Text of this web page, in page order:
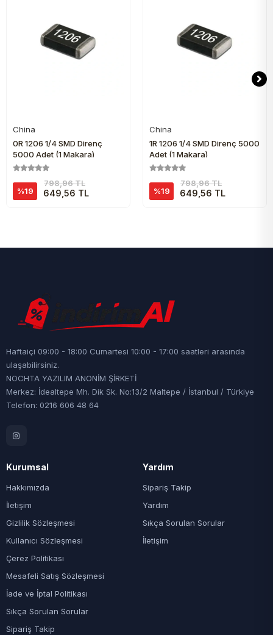
China
0R 1206 1/4 SMD Direnç
5000 Adet (1 Makara)
%19
798,96 TL
649,56 TL
China
1R 1206 1/4 SMD Direnç 5000
Adet (1 Makara)
%19
798,96 TL
649,56 TL
Haftaiçi 09:00 - 18:00 Cumartesi 10:00 - 17:00 saatleri arasında
ulaşabilirsiniz.
NOCHTA YAZILIM ANONİM ŞİRKETİ
Merkez: İdealtepe Mh. Dik Sk. No:13/2 Maltepe / İstanbul / Türkiye
Telefon: 0216 606 48 64
Kurumsal
Hakkımızda
İletişim
Gizlilik Sözleşmesi
Kullanıcı Sözleşmesi
Çerez Politikası
Mesafeli Satış Sözleşmesi
İade ve İptal Politikası
Sıkça Sorulan Sorular
Sipariş Takip
Yardım
Sipariş Takip
Yardım
Sıkça Sorulan Sorular
İletişim